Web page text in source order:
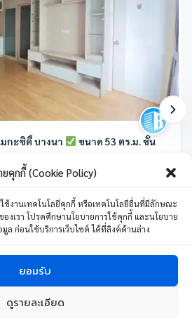
คุกกี้ (Cookie Policy)
รใช้งานเทคโนโลยีคุกกี้ หรือเทคโนโลยีอื่นที่มีลักษณะ
งเรา โปรดศึกษานโยบายการใช้คุกกี้ และนโยบาย
ล ก่อนใช้บริการเว็บไซต์ ได้ที่ลิงค์ด้านล่าง
ยอมรับ
ดูรายละเอียด
กะซิตี้ บางนา
ขนาด 53 ตร.ม. ชั้น
ขนาน ถนนบางนา-ตราด ตำบล บางแก้ว อำเภอ
น้ำ 1 ที่จอดรถ 53 ตร.ม.